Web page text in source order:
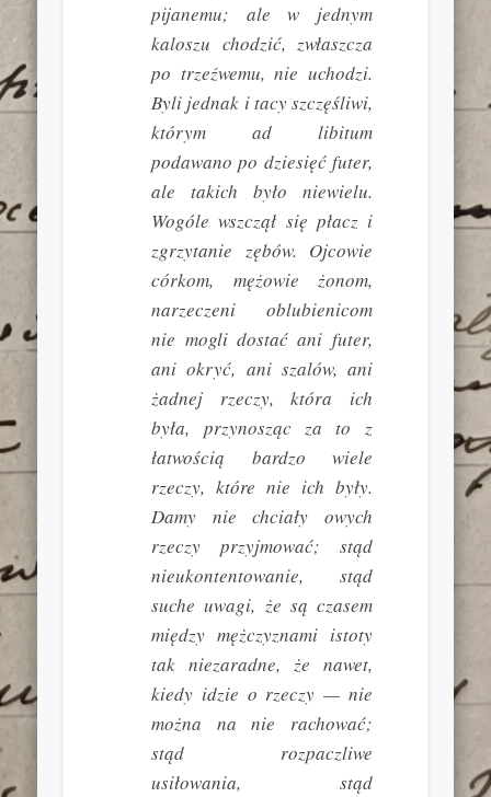
pijanemu; ale w jednym
kaloszu chodzić, zwłaszcza
po trzeźwemu, nie uchodzi.
Byli jednak i tacy szczęśliwi,
którym ad libitum
podawano po dziesięć futer,
ale takich było niewielu.
Wogóle wszczął się płacz i
zgrzytanie zębów. Ojcowie
córkom, mężowie żonom,
narzeczeni oblubienicom
nie mogli dostać ani futer,
ani okryć, ani szalów, ani
żadnej rzeczy, która ich
była, przynosząc za to z
łatwością bardzo wiele
rzeczy, które nie ich były.
Damy nie chciały owych
rzeczy przyjmować; stąd
nieukontentowanie, stąd
suche uwagi, że są czasem
między mężczyznami istoty
tak niezaradne, że nawet,
kiedy idzie o rzeczy — nie
można na nie rachować;
stąd rozpaczliwe
usiłowania, stąd